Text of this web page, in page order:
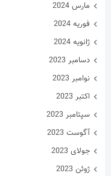
مارس 2024
فوریه 2024
ژانویه 2024
دسامبر 2023
نوامبر 2023
اکتبر 2023
سپتامبر 2023
آگوست 2023
جولای 2023
ژوئن 2023